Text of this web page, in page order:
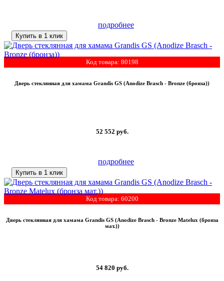
подробнее
Купить в 1 клик
Код товара: 80198
Дверь стеклянная для хамама Grandis GS (Anodize Brasch - Bronze (бронза))
52 552 руб.
подробнее
Купить в 1 клик
Код товара: 60200
Дверь стеклянная для хамама Grandis GS (Anodize Brasch - Bronze Matelux (бронза
мат.))
54 820 руб.